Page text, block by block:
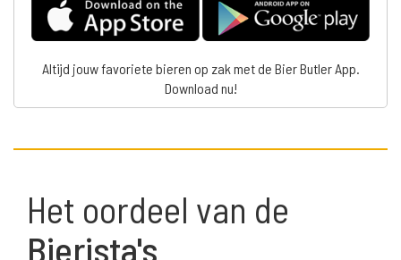
Altijd jouw favoriete bieren op zak met de Bier Butler App.
Download nu!
Het oordeel van de
Bierista's